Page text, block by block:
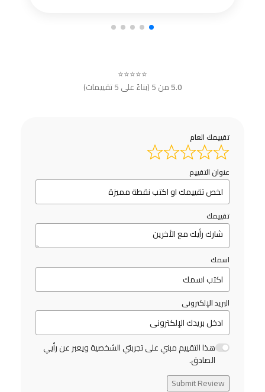
⭐⭐⭐⭐⭐
5.0من 5 (بناءً على 5 تقييمات)
تقييمك العام
عنوان التقييم
تقييمك
اسمك
البريد الإلكترونى
هذا التقييم مبني على تجربتي الشخصية ويعبر عن رأيي
الصادق.
Submit Review